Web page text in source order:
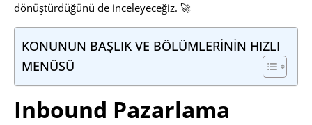
dönüştürdüğünü de inceleyeceğiz. 🚀
KONUNUN BAŞLIK VE BÖLÜMLERİNİN HIZLI
MENÜSÜ
Inbound Pazarlama